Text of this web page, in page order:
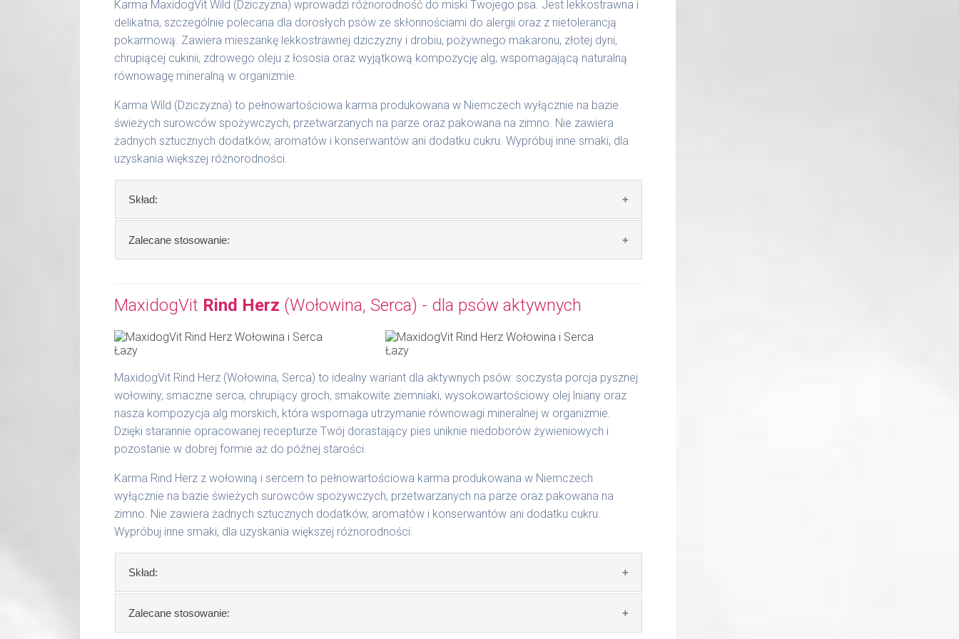
Podane liczby są wartościami orientacyjnymi. Indywidualne potrzeby zależne są od rasy,
aktywności, warunków hodowli oraz innych czynników.
Waga netto/Nr art.: 200 g/1001 | 400 g/1017 | 800 g/1025
Karma MaxidogVit Wild (Dziczyzna) wprowadzi różnorodność do miski Twojego psa. Jest lekkostrawna i
delikatna, szczególnie polecana dla dorosłych psów ze skłonnościami do alergii oraz z nietolerancją
pokarmową. Zawiera mieszankę lekkostrawnej dziczyzny i drobiu, pożywnego makaronu, złotej dyni,
chrupiącej cukinii, zdrowego oleju z łososia oraz wyjątkową kompozycję alg, wspomagającą naturalną
równowagę mineralną w organizmie.
Karma Wild (Dziczyzna) to pełnowartościowa karma produkowana w Niemczech wyłącznie na bazie
świeżych surowców spożywczych, przetwarzanych na parze oraz pakowana na zimno. Nie zawiera
żadnych sztucznych dodatków, aromatów i konserwantów ani dodatku cukru. Wypróbuj inne smaki, dla
uzyskania większej różnorodności.
Skład:
Skład:mięso i produkty pochodzenia zwierzęcego: 49% dziczyzna, 20% drób, 4% makaron, 4%
dynia, 2% cukinia, bulion mięsny, algi, olej z łososia.
surowe białko 11,60 %
tłuszcz surowy 6,50 %
włókno surowe 0,40 %
wilgotność 78,00 %
wapń 0,41 %
fosfor 0,23 %
Produkty pochodzenia zwierzęcego dodawane do naszych karm są składnikami spożywczymi
takimi jak: żołądek, wątroba, serce, podgardle.
Zalecane stosowanie:
Zalecamy przechowywanie otwartych opakowań w lodówce, nie dłużej niż 2 dni.
W tabeli ujęto dzienne zapotrzebowanie na MaxidogVit Wild (Dziczyzna)
do 5 kg 200 g
6 - 14 kg 300 g
15 - 25 kg 400 g
26 - 35 kg 800 g
36 - 50 kg 1000 g
51 - 65 kg 1200 g
aktywności, warunków hodowli oraz innych czynników.
Waga netto/Nr art.: 200 g/1002 | 400 g/1018 | 800 g/1026
MaxidogVit Rind Herz (Wołowina, Serca) - dla psów aktywnych
MaxidogVit Rind Herz (Wołowina, Serca) to idealny wariant dla aktywnych psów: soczysta porcja pysznej
wołowiny, smaczne serca, chrupiący groch, smakowite ziemniaki, wysokowartościowy olej lniany oraz
nasza kompozycja alg morskich, która wspomaga utrzymanie równowagi mineralnej w organizmie.
Dzięki starannie opracowanej recepturze Twój dorastający pies uniknie niedoborów żywieniowych i
pozostanie w dobrej formie aż do późnej starości.
Karma Rind Herz z wołowiną i sercem to pełnowartościowa karma produkowana w Niemczech
wyłącznie na bazie świeżych surowców spożywczych, przetwarzanych na parze oraz pakowana na
zimno. Nie zawiera żadnych sztucznych dodatków, aromatów i konserwantów ani dodatku cukru.
Wypróbuj inne smaki, dla uzyskania większej różnorodności.
Skład:
Skład:mięso i produkty pochodzenia zwierzęcego: 69% wołowina, 4% ziemniaki, 2% groch, bulion
mięsny, algi, olej lniany.
Zalecane stosowanie: